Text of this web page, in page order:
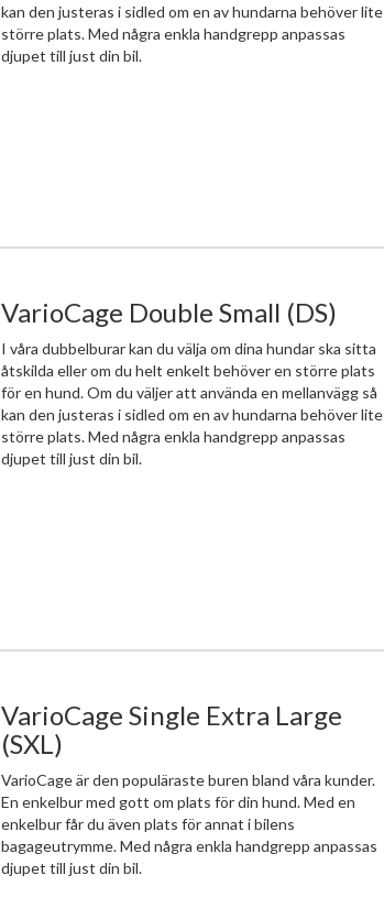
kan den justeras i sidled om en av hundarna behöver lite
större plats. Med några enkla handgrepp anpassas
djupet till just din bil.
VarioCage Double Small (DS)
I våra dubbelburar kan du välja om dina hundar ska sitta
åtskilda eller om du helt enkelt behöver en större plats
för en hund. Om du väljer att använda en mellanvägg så
kan den justeras i sidled om en av hundarna behöver lite
större plats. Med några enkla handgrepp anpassas
djupet till just din bil.
VarioCage Single Extra Large
(SXL)
VarioCage är den populäraste buren bland våra kunder.
En enkelbur med gott om plats för din hund. Med en
enkelbur får du även plats för annat i bilens
bagageutrymme. Med några enkla handgrepp anpassas
djupet till just din bil.